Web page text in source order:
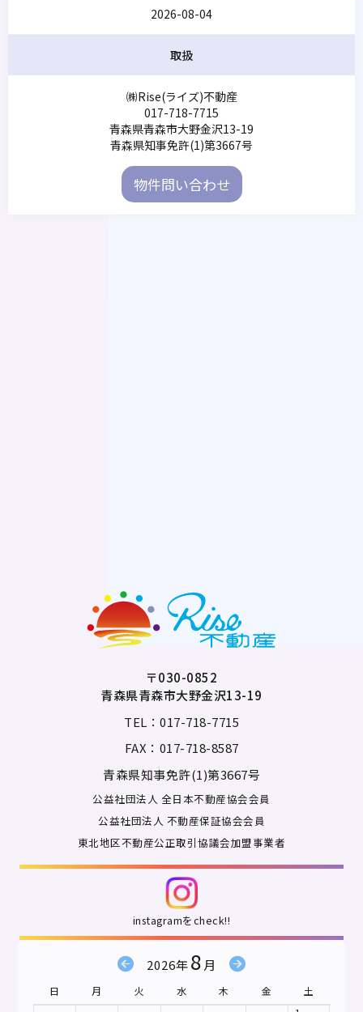
2026-08-04
取扱
㈱Rise(ライズ)不動産
017-718-7715
青森県青森市大野金沢13-19
青森県知事免許(1)第3667号
物件問い合わせ
〒030-0852
青森県青森市大野金沢13-19
TEL：017-718-7715
FAX：017-718-8587
青森県知事免許(1)第3667号
公益社団法人 全日本不動産協会会員
公益社団法人 不動産保証協会会員
東北地区不動産公正取引協議会加盟事業者
instagramをcheck!!
2026年8 月
日 月 火 水 木 金
土